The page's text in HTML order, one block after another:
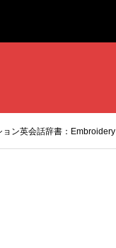
ョン英会話辞書：Embroidery